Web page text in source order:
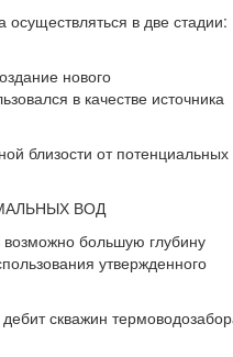
в две стадии:
нового
в качестве источника
близости от потенциальных
ВОД
большую глубину
утвержденного
скважин